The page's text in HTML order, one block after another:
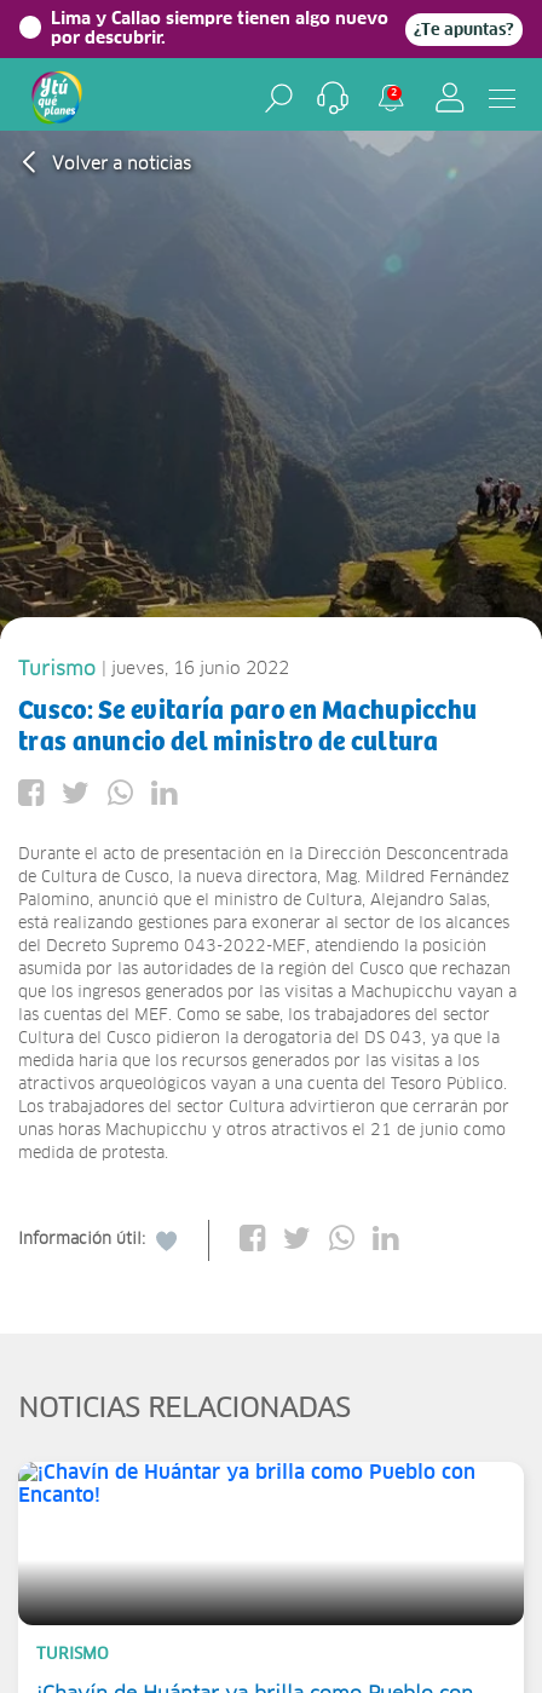
Lima y Callao siempre tienen algo nuevo
por descubrir.
¿Te apuntas?
2
Volver a noticias
Turismo | jueves, 16 junio 2022
Cusco: Se evitaría paro en Machupicchu
tras anuncio del ministro de cultura
Durante el acto de presentación en la Dirección Desconcentrada
de Cultura de Cusco, la nueva directora, Mag. Mildred Fernández
Palomino, anunció que el ministro de Cultura, Alejandro Salas,
está realizando gestiones para exonerar al sector de los alcances
del Decreto Supremo 043-2022-MEF, atendiendo la posición
asumida por las autoridades de la región del Cusco que rechazan
que los ingresos generados por las visitas a Machupicchu vayan a
las cuentas del MEF. Como se sabe, los trabajadores del sector
Cultura del Cusco pidieron la derogatoria del DS 043, ya que la
medida haría que los recursos generados por las visitas a los
atractivos arqueológicos vayan a una cuenta del Tesoro Público.
Los trabajadores del sector Cultura advirtieron que cerrarán por
unas horas Machupicchu y otros atractivos el 21 de junio como
medida de protesta.
Información útil:
NOTICIAS RELACIONADAS
TURISMO